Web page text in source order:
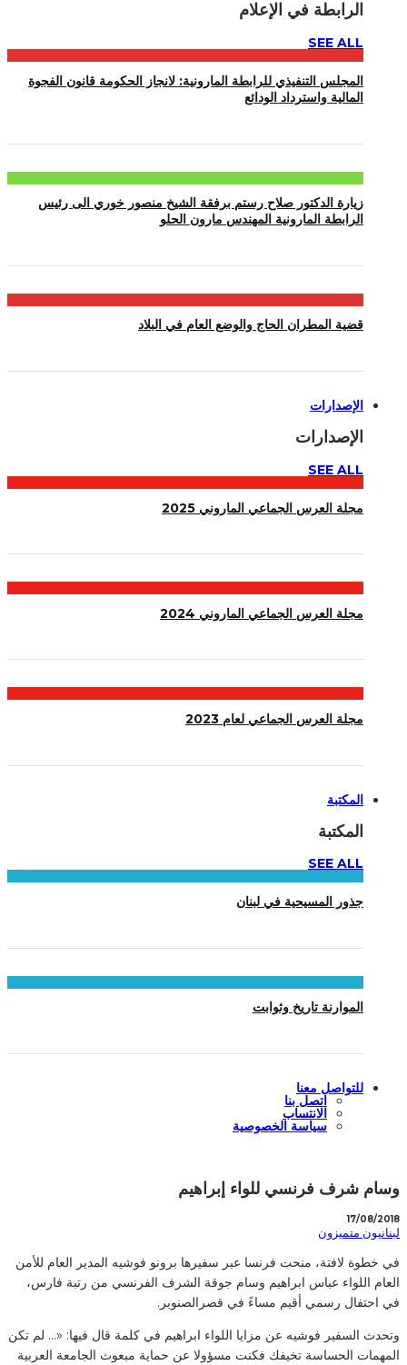
الرابطة في الإعلام
SEE ALL
المجلس التنفيذي للرابطة المارونية: لانجاز الحكومة قانون الفجوة
المالية واسترداد الودائع
زيارة الدكتور صلاح رستم برفقة الشيخ منصور خوري الى رئيس
الرابطة المارونية المهندس مارون الحلو
قضية المطران الحاج والوضع العام في البلاد
الإصدارات
الإصدارات
SEE ALL
مجلة العرس الجماعي الماروني 2025
مجلة العرس الجماعي الماروني 2024
مجلة العرس الجماعي لعام 2023
المكتبة
المكتبة
SEE ALL
جذور المسيحية في لبنان
الموارنة تاريخ وثوابت
للتواصل معنا
اتصل بنا
الانتساب
سياسة الخصوصية
وسام شرف فرنسي للواء إبراهيم
17/08/2018
لبنانيون متميزون
في خطوة لافتة، منحت فرنسا عبر سفيرها برونو فوشيه المدير العام للأمن
العام اللواء عباس ابراهيم وسام جوقة الشرف الفرنسي من رتبة فارس،
في احتفال رسمي أقيم مساءً في قصرالصنوبر.
وتحدث السفير فوشيه عن مزايا اللواء ابراهيم في كلمة قال فيها: «… لم تكن
المهمات الحساسة تخيفك فكنت مسؤولا عن حماية مبعوث الجامعة العربية